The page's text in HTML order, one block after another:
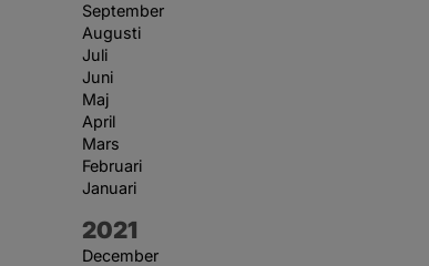
September
Augusti
Juli
Juni
Maj
April
Mars
Februari
Januari
År:
2021
December